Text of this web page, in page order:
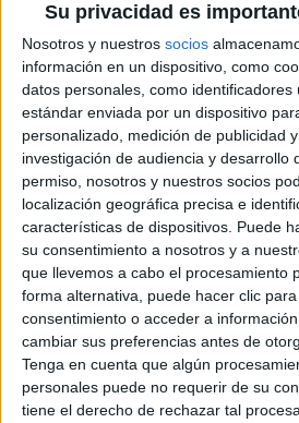
Su privacidad es
Nosotros y nuestros socios
información en un dispositivo, como
datos personales, como identificadores
estándar enviada por un dispositivo
personalizado, medición de publicidad
investigación de audiencia y desarrollo
permiso, nosotros y nuestros socios
localización geográfica precisa e
características de dispositivos. Puede
su consentimiento a nosotros y a
que llevemos a cabo el procesamiento
forma alternativa, puede hacer clic
consentimiento o acceder a
cambiar sus preferencias antes de
Tenga en cuenta que algún
personales puede no requerir de su
tiene el derecho de rechazar tal
Coste primer año:
2120 €
Máster
Neuroingeniería y
Rehabilitación
Impartido en:
Escuela Técnica Superior de Ingeniería
Peso:
3
Duración:
1.5 años
Créditos ECTS:
90
Coste primer año:
2490 €